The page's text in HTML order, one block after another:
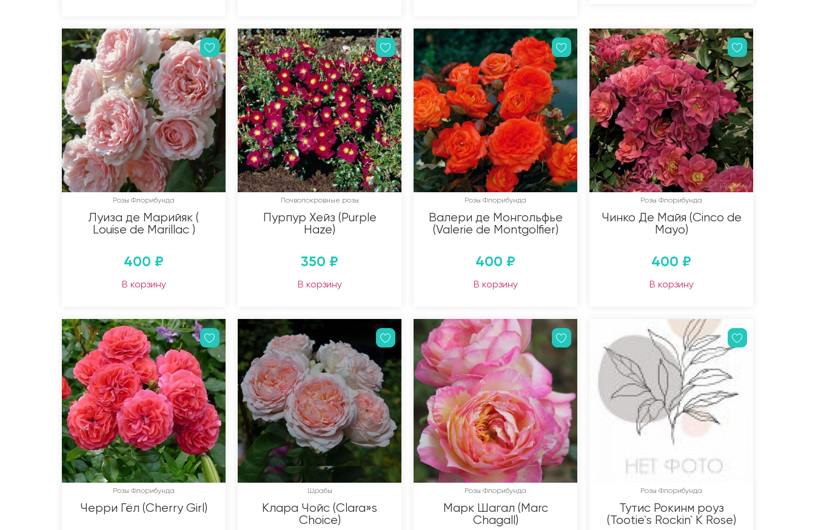
Розы Флорибунда
Луиза де Марийяк (
Louise de Marillac )
400 ₽
В корзину
Почвопокровные розы
Пурпур Хейз (Purple
Haze)
350 ₽
В корзину
Розы Флорибунда
Валери де Монгольфье
(Valerie de Montgolfier)
400 ₽
В корзину
Розы Флорибунда
Чинко Де Майя (Cinco de
Mayo)
400 ₽
В корзину
Розы Флорибунда
Черри Гёл (Cherry Girl)
Шрабы
Клара Чойс (Clara»s
Choice)
Розы Флорибунда
Марк Шагал (Marc
Chagall)
Розы Флорибунда
Тутис Рокинм роуз
(Tootie`s Rockin` K Rose)